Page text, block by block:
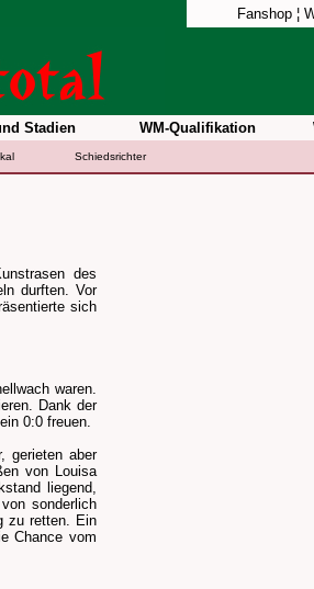
Fanshop ¦
Stadien WM-Qualifikation
Schiedsrichter
des
durften. Vor
sich
waren.
Dank der
0:0 freuen.
gerieten aber
von Louisa
liegend,
sonderlich
zu retten. Ein
Chance vom